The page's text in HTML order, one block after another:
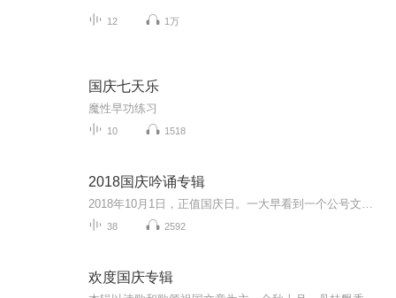
12 1万
国庆七天乐
魔性早功练习
10 1518
2018国庆吟诵专辑
38 2592
欢度国庆专辑